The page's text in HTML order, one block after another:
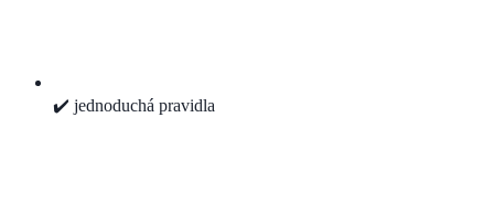
✔️ jednoduchá pravidla